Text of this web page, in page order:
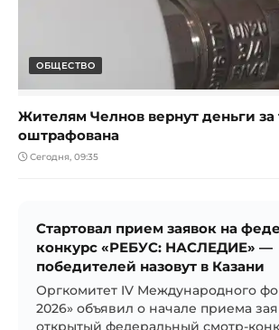
ОБЩЕСТВО
Жителям Челнов вернут деньги
оштрафована
Сегодня, 09:35
Стартовал прием заявок на
конкурс «РЕБУС: НАСЛЕДИЕ» —
победителей назовут в Казани
Оргкомитет IV Международного
2026» объявил о начале приема
открытый федеральный смотр-